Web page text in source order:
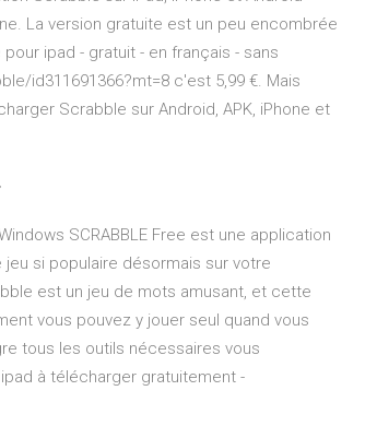
La version gratuite est un peu encombrée
ipad - gratuit - en français - sans
id311691366?mt=8 c'est 5,99 €. Mais
Scrabble sur Android, APK, iPhone et
SCRABBLE Free est une application
si populaire désormais sur votre
est un jeu de mots amusant, et cette
vous pouvez y jouer seul quand vous
tous les outils nécessaires vous
à télécharger gratuitement -